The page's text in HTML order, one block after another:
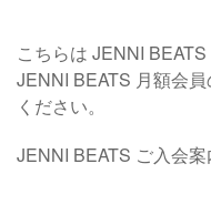
こちらは JENNI BEATS
JENNI BEATS 月額会員
ください。
JENNI BEATS ご入会案